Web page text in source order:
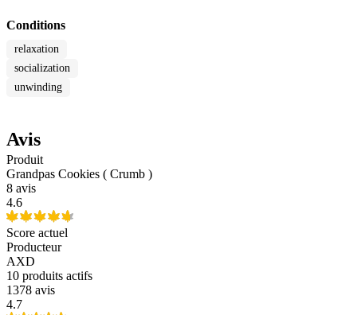
Conditions
relaxation
socialization
unwinding
Avis
Produit
Grandpas Cookies ( Crumb )
8 avis
4.6
Score actuel
Producteur
AXD
10 produits actifs
1378 avis
4.7